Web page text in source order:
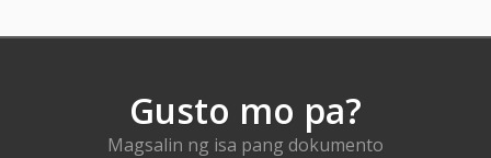
Gusto mo pa?
Magsalin ng isa pang dokumento